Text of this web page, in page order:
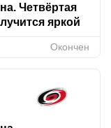
Четвёртая
яркой
Окончен